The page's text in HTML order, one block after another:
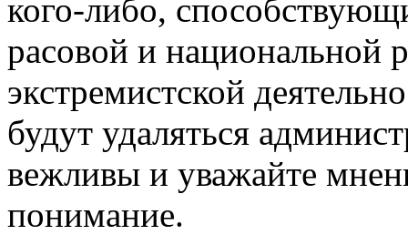
кого-либо,
расовой и национальной
экстремистской
будут удаляться
вежливы и уважайте
понимание.